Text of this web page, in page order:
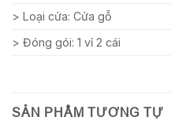
> Loại cửa: Cửa gỗ
> Đóng gói: 1 vỉ 2 cái
SẢN PHẨM TƯƠNG TỰ